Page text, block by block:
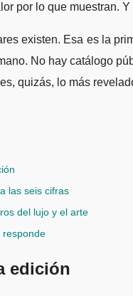
por lo que muestran.
existen. Esa es la
No hay catálogo
quizás, lo más
las seis cifras
del lujo y el arte
responde
edición